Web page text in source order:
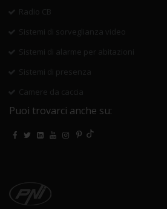
Radio CB
Sistemi di sorveglianza video
Sistemi di alarme per abitazioni
Sistemi di presenza
Camere da caccia
Puoi trovarci anche su: